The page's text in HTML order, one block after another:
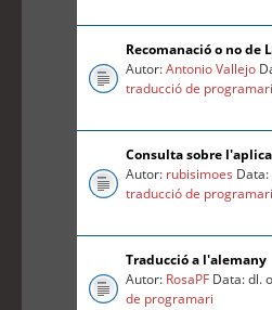
Recomanació o no de
Autor:Antonio Vallejo
traducció de programari
Consulta sobre
Autor: rubisimoes Data:
traducció de programari
Traducció a l'alemany
Autor: RosaPF Data: dl.
de programari